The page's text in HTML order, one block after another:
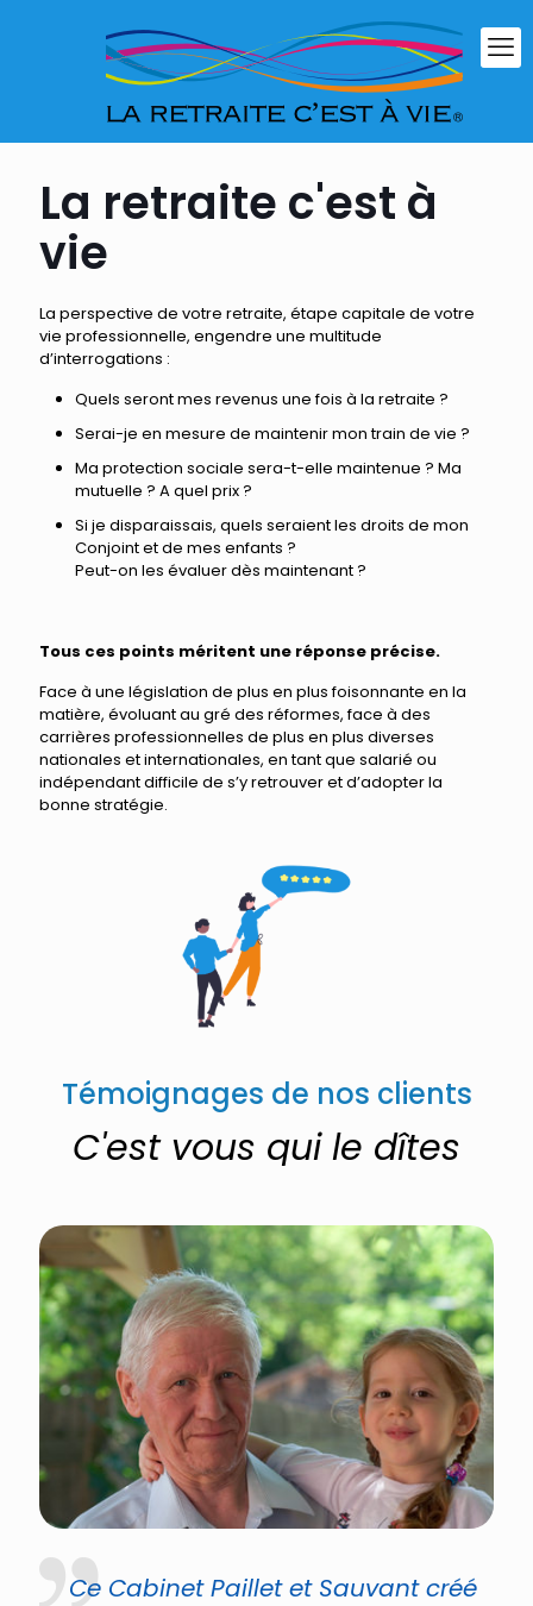
La retraite c'est à
vie
La perspective de votre retraite, étape capitale de votre
vie professionnelle, engendre une multitude
d’interrogations :
Quels seront mes revenus une fois à la retraite ?
Serai-je en mesure de maintenir mon train de vie ?
Ma protection sociale sera-t-elle maintenue ? Ma
mutuelle ? A quel prix ?
Si je disparaissais, quels seraient les droits de mon
Conjoint et de mes enfants ?
Peut-on les évaluer dès maintenant ?
Tous ces points méritent une réponse précise.
Face à une législation de plus en plus foisonnante en la
matière, évoluant au gré des réformes, face à des
carrières professionnelles de plus en plus diverses
nationales et internationales, en tant que salarié ou
indépendant difficile de s’y retrouver et d’adopter la
bonne stratégie.
Témoignages de nos clients
C'est vous qui le dîtes
Ce Cabinet Paillet et Sauvant créé